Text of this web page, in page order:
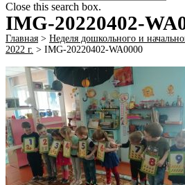
Close this search box.
IMG-20220402-
Главная > Неделя дошкольного и
2022 г. > IMG-20220402-WA0000